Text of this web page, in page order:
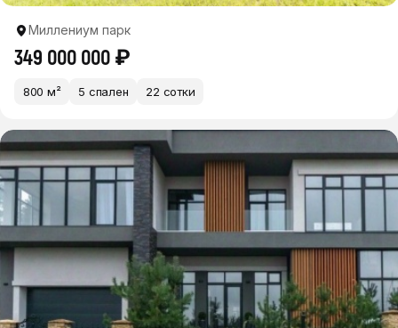
Миллениум парк
349 000 000 ₽
800 м² 5 спален 22 сотки